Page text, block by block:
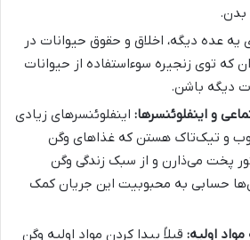
یه عده دیگه، اخلاق و حقوق حیوانات در
که توی زنجیره سوءاستفاده از حیوانات
دیگه باشن.
و اینفلوئنسرها: اینفلوئنسرهای زیادی
و تیک‌تاک هستن که غذاهای وگن
پخت می‌ذارن و از سبک زندگی وگن
حسابی به محبوبیت این جریان کمک
اولیه: قبلاً پیدا کردن مواد اولیه وگن